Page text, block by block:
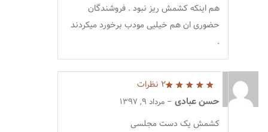
هم اینکه کشمش ریز نبود . فروشندگان
حضوری ان هم خیلیی مودب برخورد میکردند
.
از 5
2 نظرات
حسن عبادی – مرداد 9, 1397
کشمش یک دست مجلسی